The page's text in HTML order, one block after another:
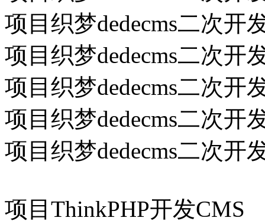
项目织梦dedecms二次开
项目织梦dedecms二次开
项目织梦dedecms二次开
项目织梦dedecms二次开
项目织梦dedecms二次开
项目ThinkPHP开发CMS